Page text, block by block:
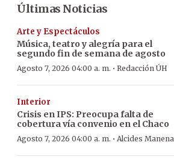
Últimas Noticias
Arte y Espectáculos
Música, teatro y alegría para el
segundo fin de semana de agosto
Agosto 7, 2026 04:00 a. m. · Redacción ÚH
Interior
Crisis en IPS: Preocupa falta de
cobertura vía convenio en el Chaco
Agosto 7, 2026 04:00 a. m. · Alcides Manena